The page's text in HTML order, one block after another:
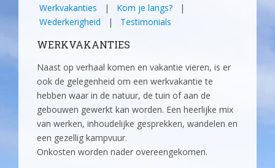
Werkvakanties | Kom je langs? |
Wederkerigheid | Testimonials
WERKVAKANTIES
Naast op verhaal komen en vakantie vieren, is er
ook de gelegenheid om een werkvakantie te
hebben waar in de natuur, de tuin of aan de
gebouwen gewerkt kan worden. Een heerlijke mix
van werken, inhoudelijke gesprekken, wandelen en
een gezellig kampvuur.
Onkosten worden nader overeengekomen.